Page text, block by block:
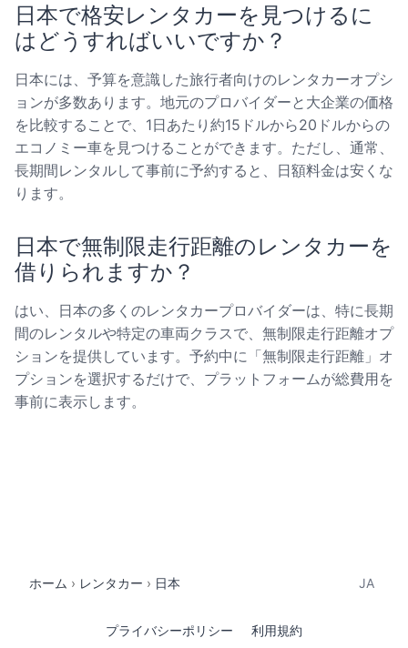
日本で格安レンタカーを見つけるに
はどうすればいいですか？
日本には、予算を意識した旅行者向けのレンタカーオプシ
ョンが多数あります。地元のプロバイダーと大企業の価格
を比較することで、1日あたり約15ドルから20ドルからの
エコノミー車を見つけることができます。ただし、通常、
長期間レンタルして事前に予約すると、日額料金は安くな
ります。
日本で無制限走行距離のレンタカーを
借りられますか？
はい、日本の多くのレンタカープロバイダーは、特に長期
間のレンタルや特定の車両クラスで、無制限走行距離オプ
ションを提供しています。予約中に「無制限走行距離」オ
プションを選択するだけで、プラットフォームが総費用を
事前に表示します。
ホーム レンタカー 日本 JA
プライバシーポリシー 利用規約